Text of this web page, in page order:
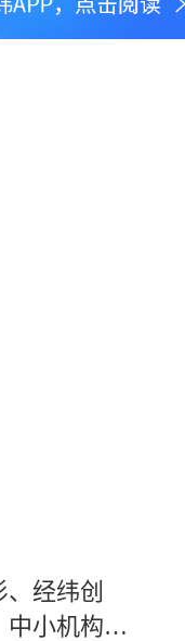
经纬创
小机构斩